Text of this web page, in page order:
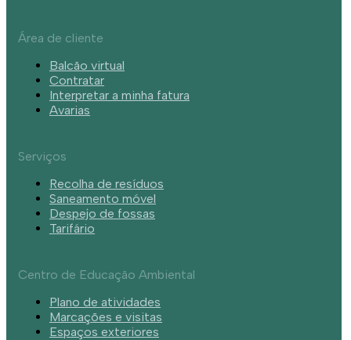
Área de cliente
Balcão virtual
Contratar
Interpretar a minha fatura
Avarias
Serviços
Recolha de resíduos
Saneamento móvel
Despejo de fossas
Tarifário
Centro de Educação Ambiental
Plano de atividades
Marcações e visitas
Espaços exteriores